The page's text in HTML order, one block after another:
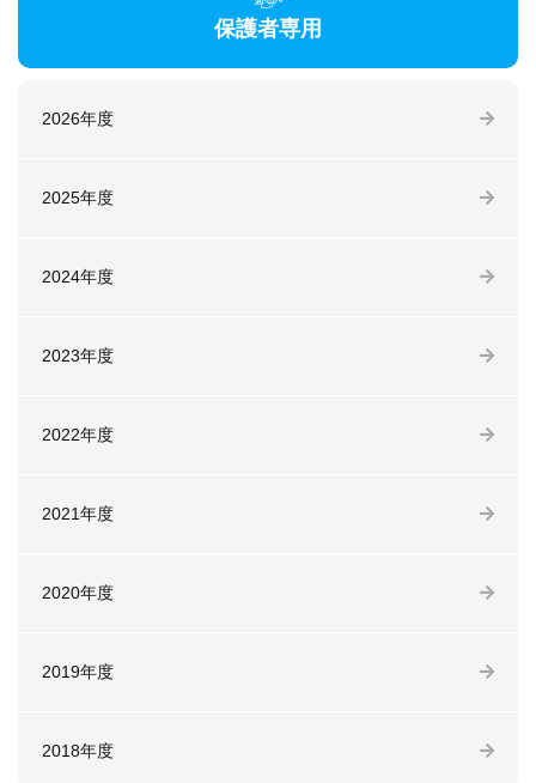
保護者専用
2026年度
2025年度
2024年度
2023年度
2022年度
2021年度
2020年度
2019年度
2018年度